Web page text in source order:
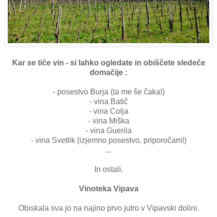
Kar se tiče vin - si lahko ogledate in obiščete sledeče
domačije :
- posestvo Burja (ta me še čaka!)
- vina Batič
- vina Colja
- vina Miška
- vina Guerila
- vina Svetlik (izjemno posestvo, priporočam!)
...
In ostali.
Vinoteka Vipava
Obiskala sva jo na najino prvo jutro v Vipavski dolini.